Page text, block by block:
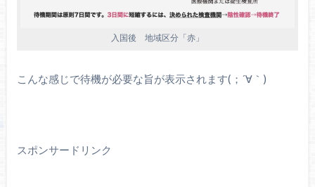
入国後 地域区分「赤」
こんな感じで待機が必要な旨が表示されます(；´∀｀)
スポンサードリンク